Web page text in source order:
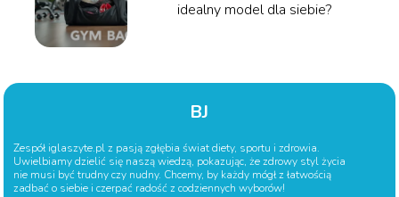
idealny model dla siebie?
BJ
Zespół iglaszyte.pl z pasją zgłębia świat diety, sportu i zdrowia.
Uwielbiamy dzielić się naszą wiedzą, pokazując, że zdrowy styl życia
nie musi być trudny czy nudny. Chcemy, by każdy mógł z łatwością
zadbać o siebie i czerpać radość z codziennych wyborów!